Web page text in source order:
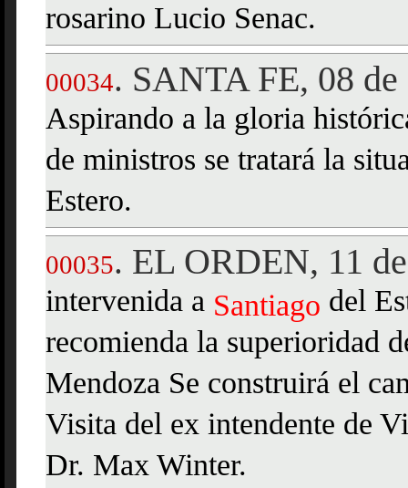
rosarino Lucio Senac.
00034. SANTA FE, 08 de
Aspirando a la gloria
de ministros se tratará la
Estero.
00035. EL ORDEN, 11
intervenida a Santiago del
recomienda la superioridad
Mendoza Se construirá el
Visita del ex intendente de
Dr. Max Winter.